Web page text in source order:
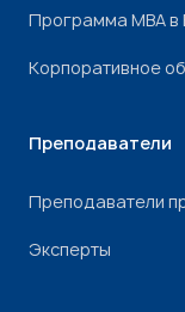
Программа МВА в
Корпоративное
Преподаватели
Преподаватели
Эксперты